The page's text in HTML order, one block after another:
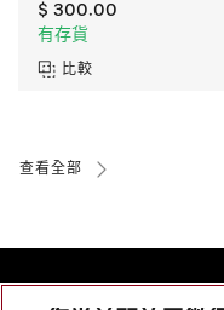
$ 300.00
有存貨
比較
查看全部